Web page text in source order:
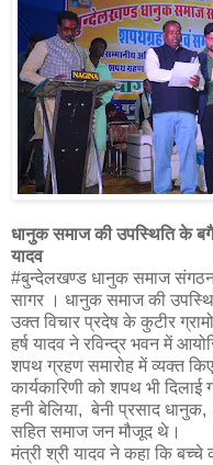
धानुक समाज की उपस्थिति के
यादव
#बुन्देलखण्ड धानुक समाज
सागर । धानुक समाज की
उक्त विचार प्रदेष के कुटीर
हर्ष यादव ने रविन्द्र भवन में
शपथ ग्रहण समारोह में व्यक्त
कार्यकारिणी को शपथ भी
हनी बेलिया, बेनी प्रसाद
सहित समाज जन मौजूद थे।
मंत्री श्री यादव ने कहा कि बच्चे